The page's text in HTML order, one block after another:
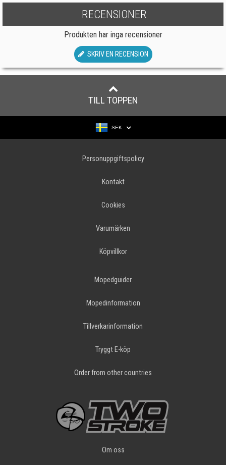
RECENSIONER
Produkten har inga recensioner
SKRIV EN RECENSION
TILL TOPPEN
SEK
Personuppgiftspolicy
Kontakt
Cookies
Varumärken
Köpvillkor
Mopedguider
Mopedinformation
Tillverkarinformation
Tryggt E-köp
Order from other countries
Om oss